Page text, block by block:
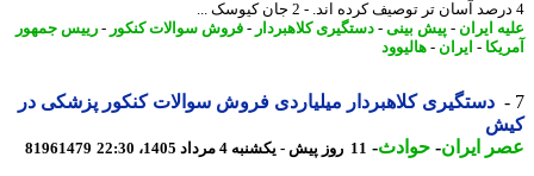
ایران - پیش بینی -دستگیری کلاهبردار-فروش سوالات کنکور-رییس جمهور
- ایران - هالیوود
دستگیری کلاهبردار میلیاردی فروش سوالات کنکور پزشکی در
ایران- حوادث -11 روز پیش - یکشنبه 4 مرداد 1405، 22:30 81961479